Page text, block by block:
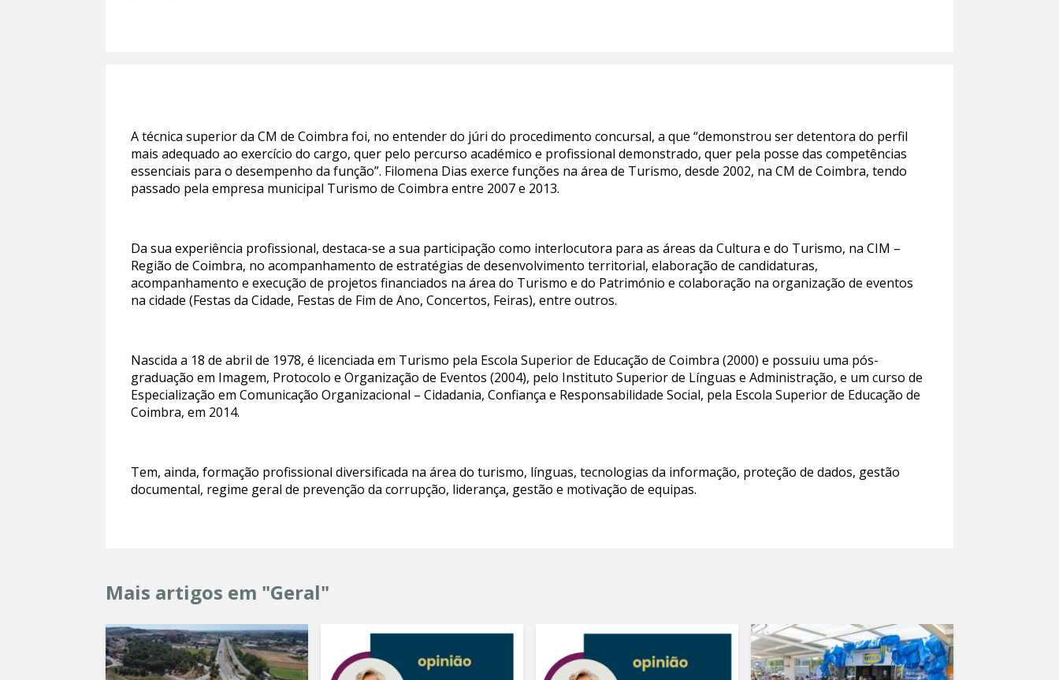
A técnica superior da CM de Coimbra foi, no entender do júri do procedimento concursal, a que “demonstrou ser detentora do perfil
mais adequado ao exercício do cargo, quer pelo percurso académico e profissional demonstrado, quer pela posse das competências
essenciais para o desempenho da função”. Filomena Dias exerce funções na área de Turismo, desde 2002, na CM de Coimbra, tendo
passado pela empresa municipal Turismo de Coimbra entre 2007 e 2013.
Da sua experiência profissional, destaca-se a sua participação como interlocutora para as áreas da Cultura e do Turismo, na CIM –
Região de Coimbra, no acompanhamento de estratégias de desenvolvimento territorial, elaboração de candidaturas,
acompanhamento e execução de projetos financiados na área do Turismo e do Património e colaboração na organização de eventos
na cidade (Festas da Cidade, Festas de Fim de Ano, Concertos, Feiras), entre outros.
Nascida a 18 de abril de 1978, é licenciada em Turismo pela Escola Superior de Educação de Coimbra (2000) e possuiu uma pós-
graduação em Imagem, Protocolo e Organização de Eventos (2004), pelo Instituto Superior de Línguas e Administração, e um curso de
Especialização em Comunicação Organizacional – Cidadania, Confiança e Responsabilidade Social, pela Escola Superior de Educação de
Coimbra, em 2014.
Tem, ainda, formação profissional diversificada na área do turismo, línguas, tecnologias da informação, proteção de dados, gestão
documental, regime geral de prevenção da corrupção, liderança, gestão e motivação de equipas.
Mais artigos em "Geral"